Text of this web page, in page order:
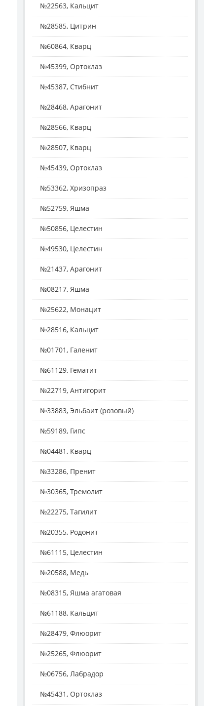
№22563, Кальцит
№28585, Цитрин
№60864, Кварц
№45399, Ортоклаз
№45387, Стибнит
№28468, Арагонит
№28566, Кварц
№28507, Кварц
№45439, Ортоклаз
№53362, Хризопраз
№52759, Яшма
№50856, Целестин
№49530, Целестин
№21437, Арагонит
№08217, Яшма
№25622, Монацит
№28516, Кальцит
№01701, Галенит
№61129, Гематит
№22719, Антигорит
№33883, Эльбаит (розовый)
№59189, Гипс
№04481, Кварц
№33286, Пренит
№30365, Тремолит
№22275, Тагилит
№20355, Родонит
№61115, Целестин
№20588, Медь
№08315, Яшма агатовая
№61188, Кальцит
№28479, Флюорит
№25265, Флюорит
№06756, Лабрадор
№45431, Ортоклаз